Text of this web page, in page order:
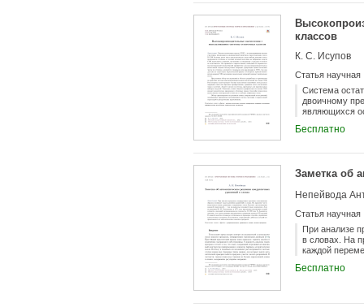
классов
К. С. Исупов
Статья научная
Система
двоичному
являющихся
переносов и
в СОК, так
разработки и
применение в
нейронных
применению
Бесплатно
Заметка об
Непейвода
Статья научная
При анализе
в словах. На
каждой
Дьекертом
Бесплатно